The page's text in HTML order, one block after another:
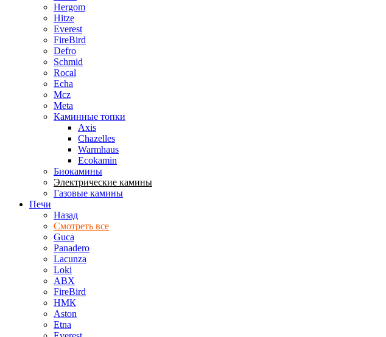
Hergom
Hitze
Everest
FireBird
Defro
Schmid
Rocal
Echa
Mcz
Meta
Каминные топки
Axis
Chazelles
Warmhaus
Ecokamin
Биокамины
Электрические камины
Газовые камины
Печи
Назад
Смотреть все
Guca
Panadero
Lacunza
Loki
ABX
FireBird
НМК
Aston
Etna